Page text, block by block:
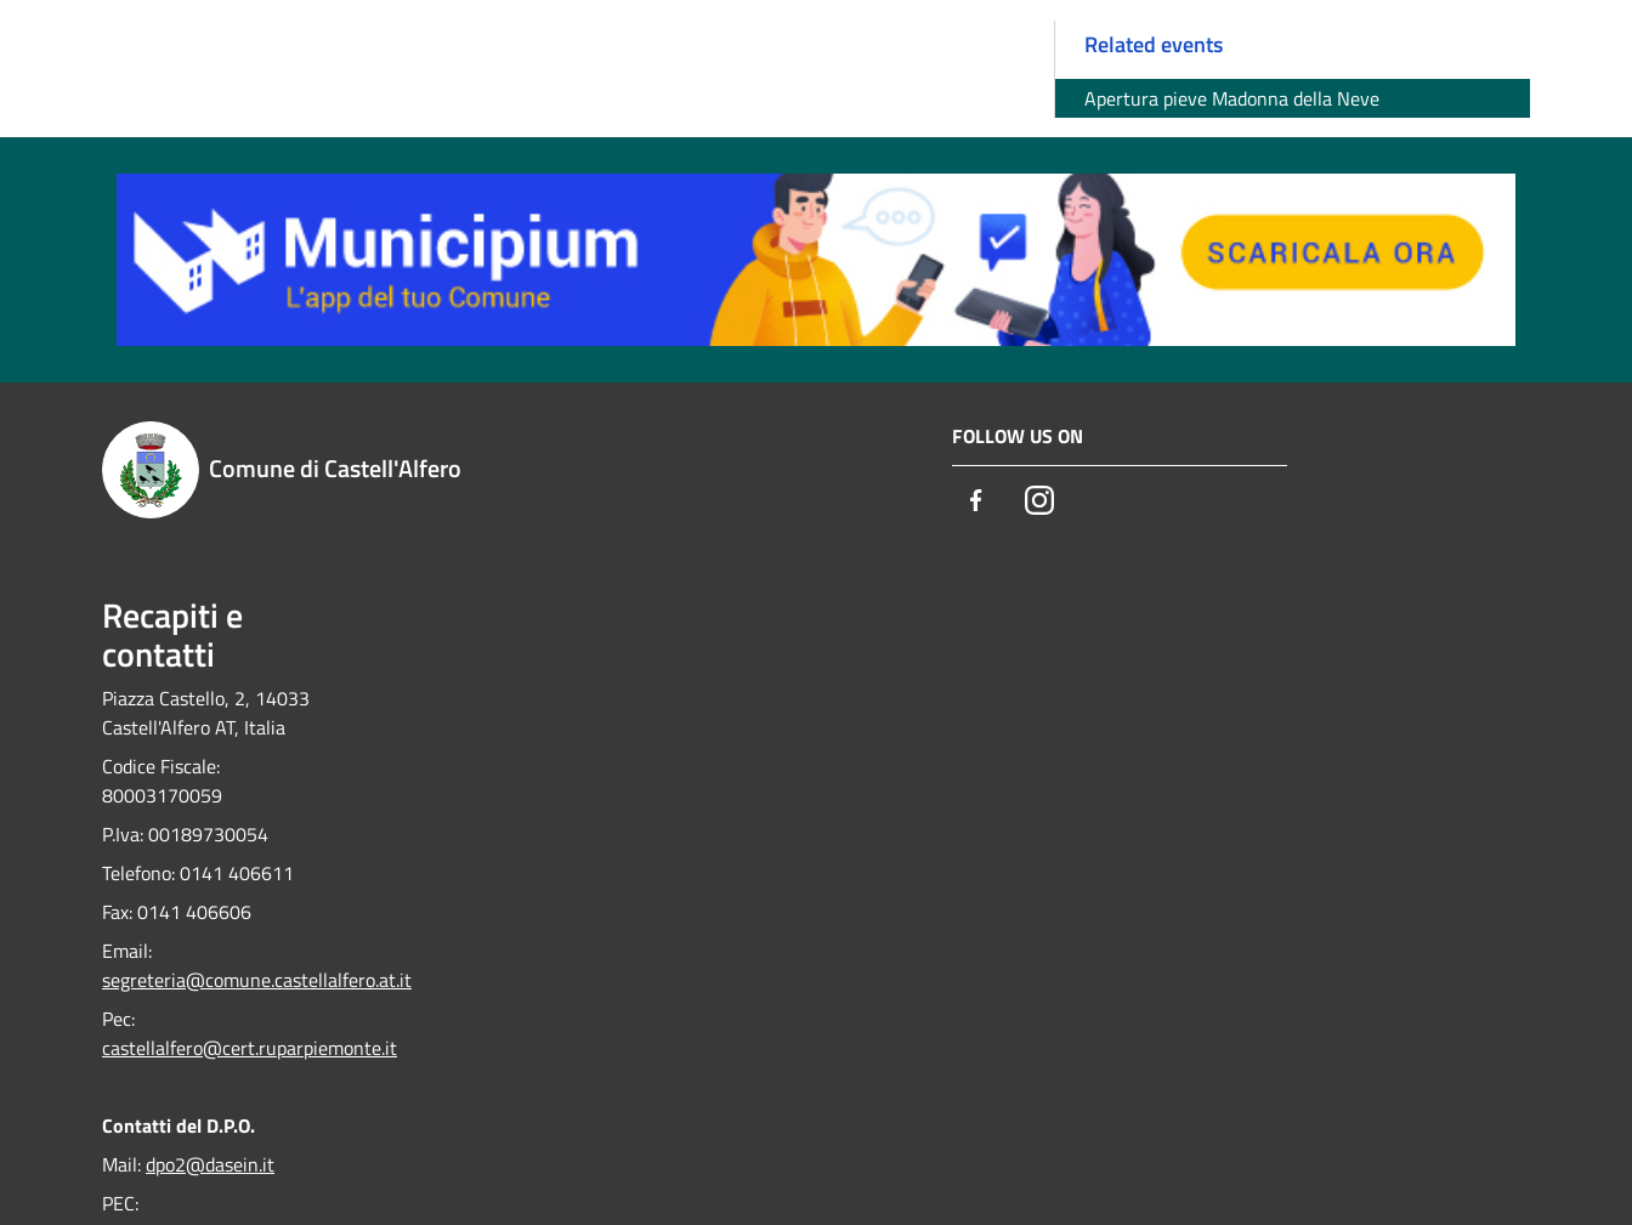
Related events
Apertura pieve Madonna della Neve
Comune di Castell'Alfero
FOLLOW US ON
FacebookInstagram
Recapiti e
contatti
Piazza Castello, 2, 14033
Castell'Alfero AT, Italia
Codice Fiscale:
80003170059
P.Iva: 00189730054
Telefono:0141 406611
Fax:0141 406606
Email:
segreteria@comune.castellalfero.at.it
Pec:
castellalfero@cert.ruparpiemonte.it
Contatti del D.P.O.
Mail:dpo2@dasein.it
PEC: